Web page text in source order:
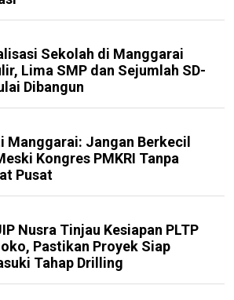
Sekolah di Manggarai
Lima SMP dan Sejumlah SD-
Dibangun
Manggarai: Jangan Berkecil
Kongres PMKRI Tanpa
Pusat
Nusra Tinjau Kesiapan PLTP
Pastikan Proyek Siap
Tahap Drilling